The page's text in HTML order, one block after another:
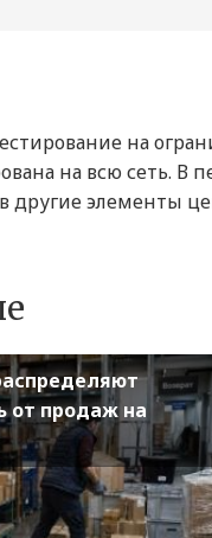
на
на всю сеть. В
другие элементы
от продаж на